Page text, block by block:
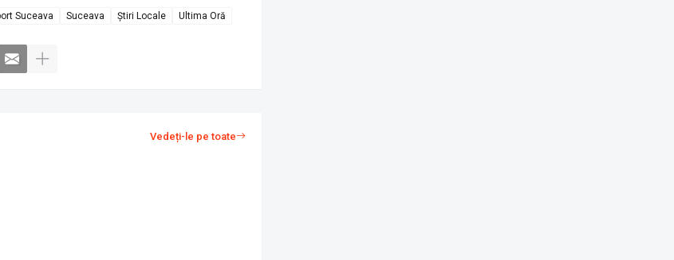
Suceava Suceava Știri Locale Ultima Oră
Vedeți-le pe toate